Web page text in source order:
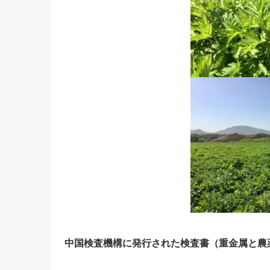
中国検査機構に発行された検査書（重金属と農